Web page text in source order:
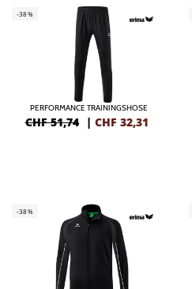
-38%
PERFORMANCE TRAININGSHOSE
CHF 51,74 | CHF 32,31
-38%